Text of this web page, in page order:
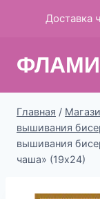
Главная /
вышивания
вышивания
чаша» (19х24)
Доставка